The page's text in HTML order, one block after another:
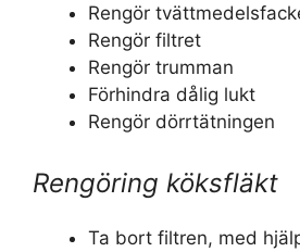
Rengör
Rengör filtret
Rengör trumman
Förhindra dålig lukt
Rengör dörrtätningen
Rengöring köksfläkt
Ta bort filtren, med